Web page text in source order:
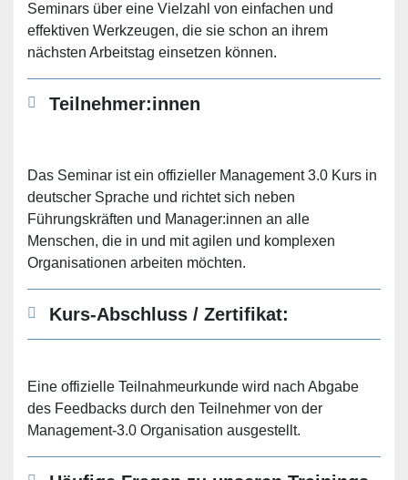
Seminars über eine Vielzahl von einfachen und
effektiven Werkzeugen, die sie schon an ihrem
nächsten Arbeitstag einsetzen können.
Teilnehmer:innen
Das Seminar ist ein offizieller Management 3.0 Kurs in
deutscher Sprache und richtet sich neben
Führungskräften und Manager:innen an alle
Menschen, die in und mit agilen und komplexen
Organisationen arbeiten möchten.
Kurs-Abschluss / Zertifikat:
Eine offizielle Teilnahmeurkunde wird nach Abgabe
des Feedbacks durch den Teilnehmer von der
Management-3.0 Organisation ausgestellt.